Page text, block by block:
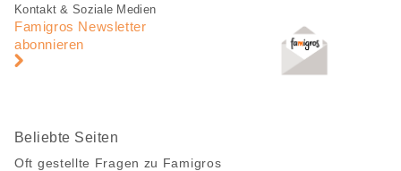
Fusszeile
Fusszeile
Navigation
Kontakt & Soziale Medien
Famigros Newsletter
abonnieren
Beliebte Seiten
Oft gestellte Fragen zu Famigros